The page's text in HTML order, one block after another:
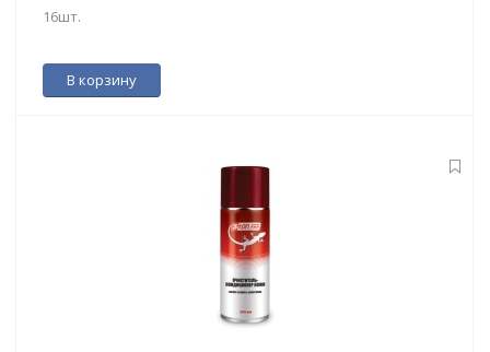
16шт.
В корзину